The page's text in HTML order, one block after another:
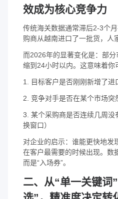
效成为核心竞争力
传统海关数据通常滞后2-3个
购商从越南进口了一批货，人
而2026年的显著变化是：部
缩到24小时以内。这意味着你
1. 目标客户是否刚刚新增了进
2. 竞争对手是否在某个市场突
3. 某个采购商是否连续几周
换窗口）
对企业的启示：谁能更快地发
在客户最需要的时候出现。数
而是“入场券”。
二、从“单一关键词